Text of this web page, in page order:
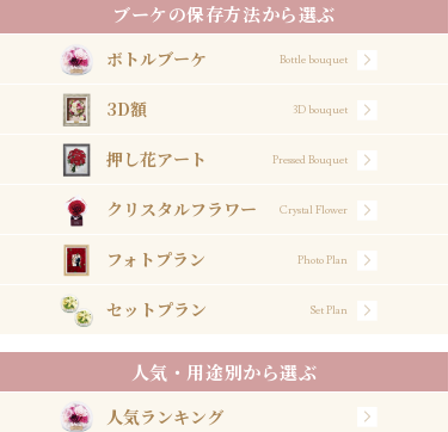
ブーケの保存方法から選ぶ
ボトルブーケ Bottle bouquet
3D額 3D bouquet
押し花アート Pressed Bouquet
クリスタルフラワー Crystal Flower
フォトプラン Photo Plan
セットプラン Set Plan
人気・用途別から選ぶ
人気ランキング